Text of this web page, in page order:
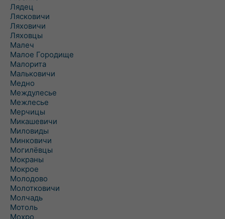
Лядец
Лясковичи
Ляховичи
Ляховцы
Малеч
Малое Городище
Малорита
Мальковичи
Медно
Междулесье
Межлесье
Мерчицы
Микашевичи
Миловиды
Минковичи
Могилёвцы
Мокраны
Мокрое
Молодово
Молотковичи
Молчадь
Мотоль
Мохро